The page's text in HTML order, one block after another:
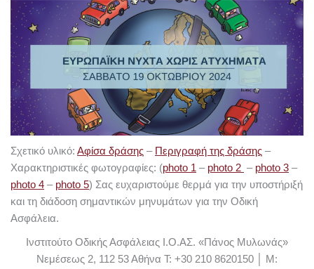
Σχετικό υλικό: Αφίσα δράσης – Περιγραφή της δράσης –
Χαρακτηριστικές φωτογραφίες: (photo 1 – photo 2 – photo 3 –
photo 4 – photo 5) Σας ευχαριστούμε θερμά για την υποστήριξή
και τη διάδοση σημαντικών μηνυμάτων για την Οδική
Ασφάλεια.
Ινστιτούτο Οδικής Ασφάλειας Ι.Ο.ΑΣ. «Πάνος Μυλωνάς»
Νεμέσεως 2, 112 53 Αθήνα Τ: +30 210 8620150 │ M: